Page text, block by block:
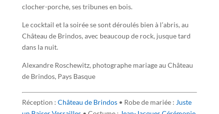
clocher-porche, ses tribunes en bois.
Le cocktail et la soirée se sont déroulés bien à l’abris, au
Château de Brindos, avec beaucoup de rock, jusque tard
dans la nuit.
Alexandre Roschewitz, photographe mariage au Château
de Brindos, Pays Basque
Réception : Château de Brindos• Robe de mariée : Juste